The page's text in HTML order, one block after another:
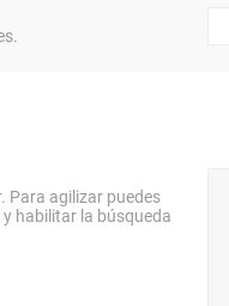
Para agilizar puedes
habilitar la búsqueda